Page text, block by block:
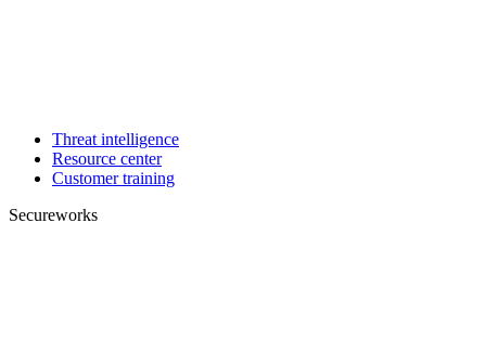
Threat intelligence
Resource center
Customer training
Secureworks